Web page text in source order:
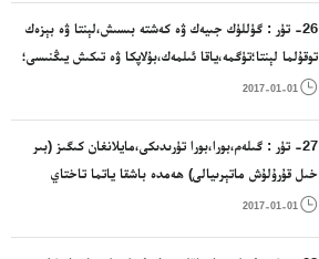
26- تۈر : گۈللۈك جىيەك ۋە كەشتە بىسىش،لېنتا ۋە بېزەك
توقۇلما لېنتا؛تۈگمە،ياقا ئىلمەك،بۇلاپكا ۋە تىكىش يىڭنىسى؛
سۈنئىي گۈل.

2017-01-01
27- تۈر : گىلەم،بورا،بورا تۈرىدىكى،مايلانغان كىگىز (بىر
خىل قۇرۇلۇش ماتېرىيالى) ھەمدە باشقا ياتما تاختاي
ماتېرىياللىرى؛غەيرىي توقۇلما بويۇمدا ياسالغان تام

2017-01-01